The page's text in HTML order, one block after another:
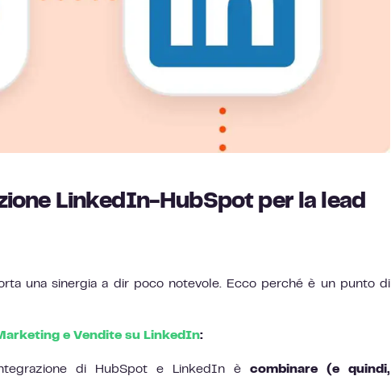
LinkedIn-HubSpot per la lead
una sinergia a dir poco notevole. Ecco perché è un punto di
e Vendite su LinkedIn:
di HubSpot e LinkedIn è combinare (e quindi,